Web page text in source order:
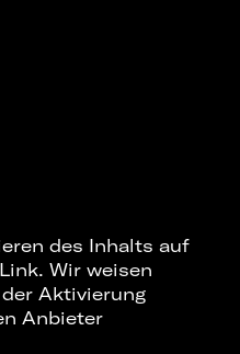
des Inhalts auf
Wir weisen
Aktivierung
Anbieter